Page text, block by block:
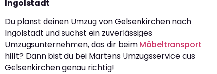
Ingolstadt
Du planst deinen Umzug von Gelsenkirchen nach
Ingolstadt und suchst ein zuverlässiges
Umzugsunternehmen, das dir beim Möbeltransport
hilft? Dann bist du bei Martens Umzugsservice aus
Gelsenkirchen genau richtig!